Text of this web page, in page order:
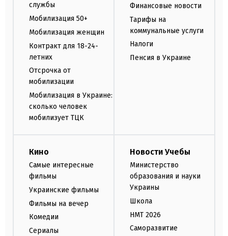
службы
Мобилизация 50+
Мобилизация женщин
Контракт для 18-24-
летних
Отсрочка от
мобилизации
Мобилизация в Украине:
сколько человек
мобилизует ТЦК
Финансовые новости
Тарифы на
коммунальные услуги
Налоги
Пенсия в Украине
Кино
Самые интересные
фильмы
Украинские фильмы
Фильмы на вечер
Комедии
Сериалы
Новости Учебы
Министерство
образования и науки
Украины
Школа
НМТ 2026
Саморазвитие